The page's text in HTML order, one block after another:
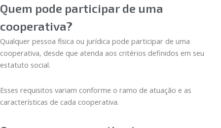
Quem pode participar de uma
cooperativa?
Qualquer pessoa física ou jurídica pode participar de uma
cooperativa, desde que atenda aos critérios definidos em seu
estatuto social.
Esses requisitos variam conforme o ramo de atuação e as
características de cada cooperativa.